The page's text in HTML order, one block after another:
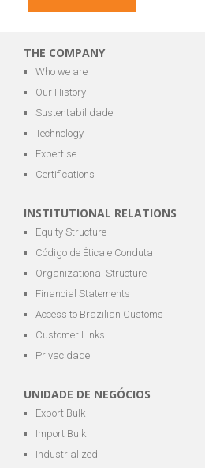
THE COMPANY
Who we are
Our History
Sustentabilidade
Technology
Expertise
Certifications
INSTITUTIONAL RELATIONS
Equity Structure
Código de Ética e Conduta
Organizational Structure
Financial Statements
Access to Brazilian Customs
Customer Links
Privacidade
UNIDADE DE NEGÓCIOS
Export Bulk
Import Bulk
Industrialized